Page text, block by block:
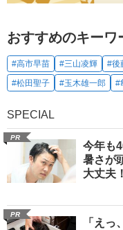
おすすめのキーワ
#高市早苗 #三山凌輝 #後
#松田聖子
#玉木雄一郎 #
SPECIAL
PR
今年も
暑さが
大丈夫
PR
「え